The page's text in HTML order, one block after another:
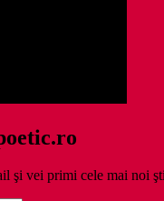
şi vei primi cele mai noi